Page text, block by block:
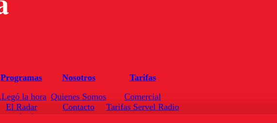
Programas
la hora
El Radar
Público
Nosotros
Quienes Somos
Contacto
Tarifas
Comercial
Tarifas Servel Radio